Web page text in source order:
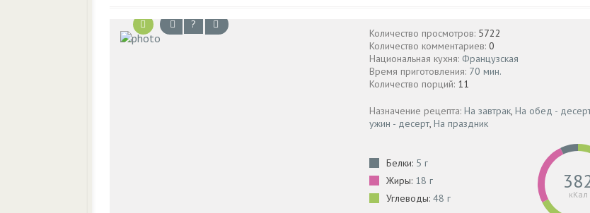
?
Количество просмотров: 5722
Количество комментариев: 0
Национальная кухня: Французская
Время приготовления: 70 мин.
Количество порций: 11
Назначение рецепта: На завтрак, На обед -
ужин - десерт, На праздник
Белки: 5 г
Жиры: 18 г
Углеводы: 48 г кКал